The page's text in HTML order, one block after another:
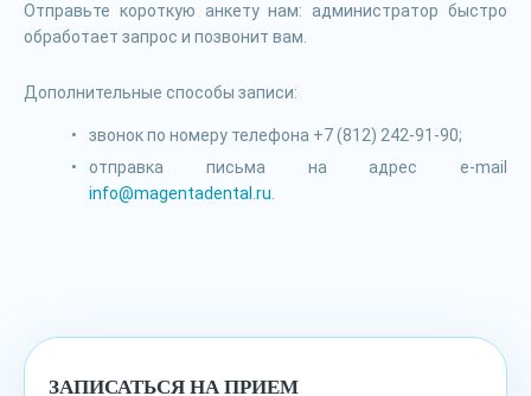
Отправьте короткую анкету нам: администратор быстро
обработает запрос и позвонит вам.
Дополнительные способы записи:
звонок по номеру телефона +7 (812) 242-91-90;
отправка письма на адрес e-mail
info@magentadental.ru
ЗАПИСАТЬСЯ НА ПРИЕМ